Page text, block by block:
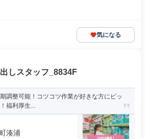
気になる
しスタッフ_8834F
調整可能！コツコツ作業が好きな方にピッ
福利厚生...
湊浦